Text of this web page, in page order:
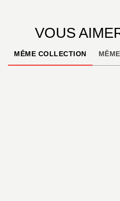
VOUS
MÊME COLLECTION